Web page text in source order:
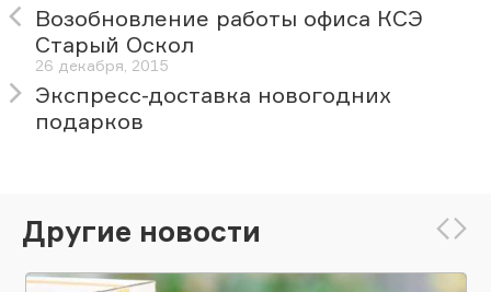
Возобновление работы офиса КСЭ
Старый Оскол
26 декабря, 2015
Экспресс-доставка новогодних
подарков
Другие новости